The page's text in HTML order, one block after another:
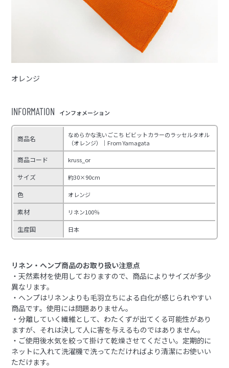
オレンジ
INFORMATION インフォメーション
商品名
なめらかな洗いごこち ビビットカラーのラッセルタオル
（オレンジ）｜From Yamagata
商品コード kruss_or
サイズ 約30×90cm
色 オレンジ
素材 リネン100％
生産国 日本
リネン・ヘンプ商品のお取り扱い注意点
・天然素材を使用しておりますので、商品によりサイズが多少
異なリます。
・ヘンプはリネンよりも毛羽立ちによる白化が感じられやすい
商品です。使用には問題ありません。
・分離していく繊維として、わたくずが出てくる可能性があり
ますが、それは決して人に害を与えるものではありません。
・ご使用後水気を絞って掛けて乾燥させてください。定期的に
ネットに入れて洗濯機で洗ってただければより清潔にお使いい
ただけます。